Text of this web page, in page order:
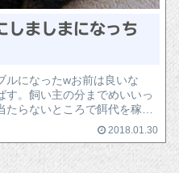
しましまになっち
ルになったwお前は良いな
す。飼い主の分までめいいっ
らないところで餌代を稼ぐ
2018.01.30